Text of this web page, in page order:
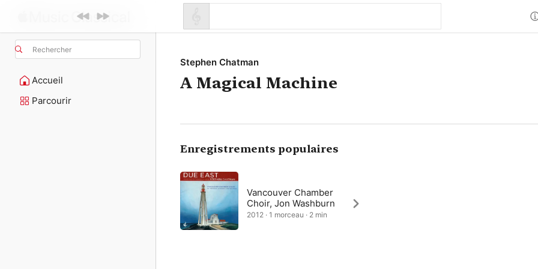
Rechercher
Accueil
Parcourir
Stephen Chatman
A Magical Machine
Enregistrements populaires
Vancouver Chamber
Choir, Jon Washburn
2012 · 1 morceau · 2 min